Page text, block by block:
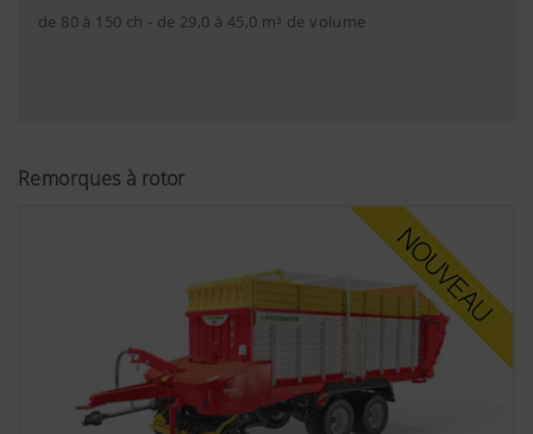
de 80 à 150 ch - de 29,0 à 45,0 m³ de volume
Remorques à rotor